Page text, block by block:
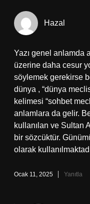
Hazal
Yazı genel anlamda
üzerine daha cesur
söylemek gerekirse
dünya , “dünya
kelimesi “sohbet
anlamlara da gelir.
kullanılan ve Sultan
bir sözcüktür.
olarak
Ocak 11, 2025 Yanıtla